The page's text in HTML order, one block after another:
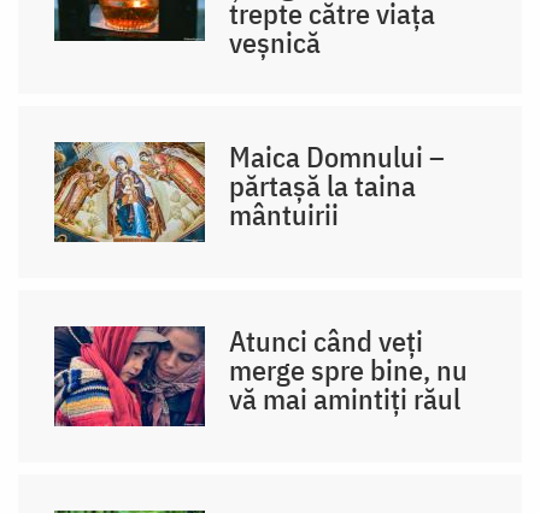
trepte către viața
veșnică
Maica Domnului –
părtașă la taina
mântuirii
Atunci când veți
merge spre bine, nu
vă mai amintiți răul